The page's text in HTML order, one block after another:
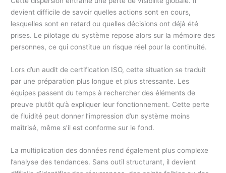
devient difficile de savoir quelles actions sont en cours,
lesquelles sont en retard ou quelles décisions ont déjà été
prises. Le pilotage du système repose alors sur la mémoire des
personnes, ce qui constitue un risque réel pour la continuité.
Lors d’un audit de certification ISO, cette situation se traduit
par une préparation plus longue et plus stressante. Les
équipes passent du temps à rechercher des éléments de
preuve plutôt qu’à expliquer leur fonctionnement. Cette perte
de fluidité peut donner l’impression d’un système moins
maîtrisé, même s’il est conforme sur le fond.
La multiplication des données rend également plus complexe
l’analyse des tendances. Sans outil structurant, il devient